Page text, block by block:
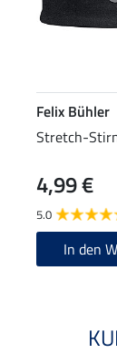
Felix Bühler
Stretch-
4,99 €
5.0
In den